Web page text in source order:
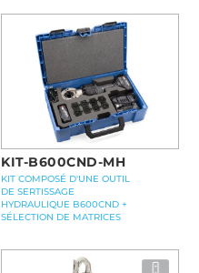
KIT-B600CND-MH
KIT COMPOSÉ D'UNE OUTIL
DE SERTISSAGE
HYDRAULIQUE B600CND +
SÉLECTION DE MATRICES